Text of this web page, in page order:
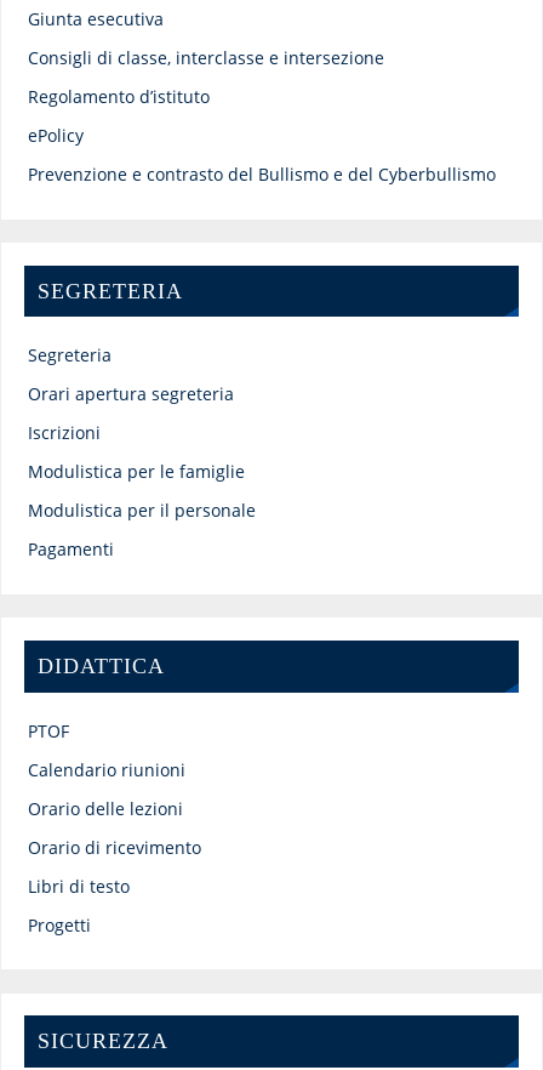
Giunta esecutiva
Consigli di classe, interclasse e intersezione
Regolamento d’istituto
ePolicy
Prevenzione e contrasto del Bullismo e del Cyberbullismo
SEGRETERIA
Segreteria
Orari apertura segreteria
Iscrizioni
Modulistica per le famiglie
Modulistica per il personale
Pagamenti
DIDATTICA
PTOF
Calendario riunioni
Orario delle lezioni
Orario di ricevimento
Libri di testo
Progetti
SICUREZZA